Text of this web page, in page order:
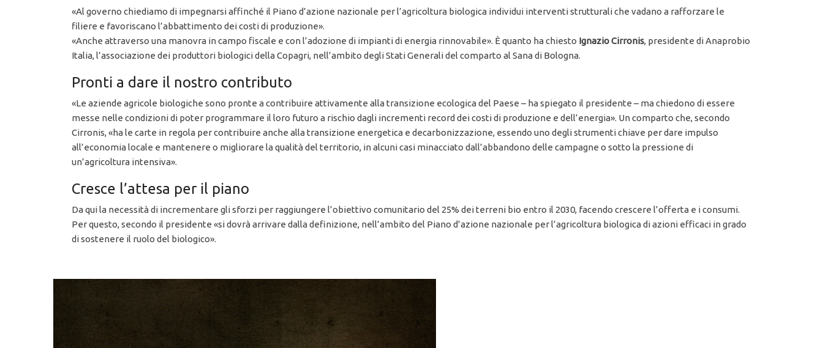
«Al governo chiediamo di impegnarsi affinché il Piano d’azione nazionale per l’agricoltura biologica individui interventi strutturali che vadano a rafforzare le
filiere e favoriscano l’abbattimento dei costi di produzione».
«Anche attraverso una manovra in campo fiscale e con l’adozione di impianti di energia rinnovabile». È quanto ha chiesto Ignazio Cirronis, presidente di Anaprobio
Italia, l’associazione dei produttori biologici della Copagri, nell’ambito degli Stati Generali del comparto al Sana di Bologna.
Pronti a dare il nostro contributo
«Le aziende agricole biologiche sono pronte a contribuire attivamente alla transizione ecologica del Paese – ha spiegato il presidente – ma chiedono di essere
messe nelle condizioni di poter programmare il loro futuro a rischio dagli incrementi record dei costi di produzione e dell’energia». Un comparto che, secondo
Cirronis, «ha le carte in regola per contribuire anche alla transizione energetica e decarbonizzazione, essendo uno degli strumenti chiave per dare impulso
all’economia locale e mantenere o migliorare la qualità del territorio, in alcuni casi minacciato dall’abbandono delle campagne o sotto la pressione di
un’agricoltura intensiva».
Cresce l’attesa per il piano
Da qui la necessità di incrementare gli sforzi per raggiungere l’obiettivo comunitario del 25% dei terreni bio entro il 2030, facendo crescere l’offerta e i consumi.
Per questo, secondo il presidente «si dovrà arrivare dalla definizione, nell’ambito del Piano d’azione nazionale per l’agricoltura biologica di azioni efficaci in grado
di sostenere il ruolo del biologico».